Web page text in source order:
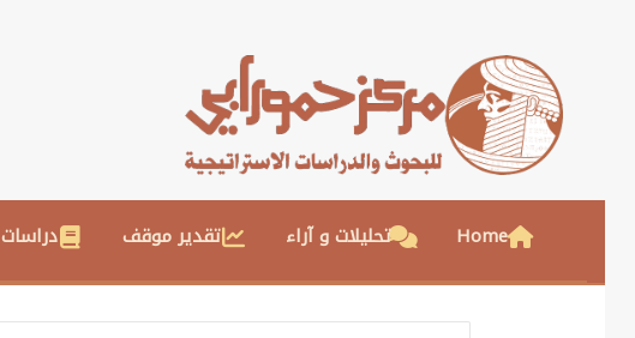
Home تحليلات و آراء تقدير موقف دراسات